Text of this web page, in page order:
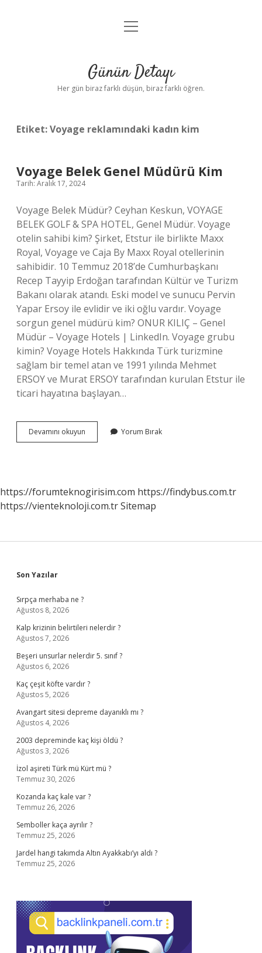
Anasayfa
Yasal Uyarı
menüyü
Günün Detayı
Her gün biraz farklı düşün, biraz farklı öğren.
Etiket:Voyage reklamındaki kadın kim
Voyage Belek Genel Müdürü Kim
Tarih: Aralık 17, 2024
Voyage Belek Müdür? Ceyhan Keskun, VOYAGE
BELEK GOLF & SPA HOTEL, Genel Müdür. Voyage
otelin sahibi kim? Şirket, Etstur ile birlikte Maxx
Royal, Voyage ve Caja By Maxx Royal otellerinin
sahibidir. 10 Temmuz 2018’de Cumhurbaşkanı
Recep Tayyip Erdoğan tarafından Kültür ve Turizm
Bakanı olarak atandı. Eski model ve sunucu Pervin
Yapar Ersoy ile evlidir ve iki oğlu vardır. Voyage
sorgun genel müdürü kim? ONUR KILIÇ – Genel
Müdür – Voyage Hotels | LinkedIn. Voyage grubu
kimin? Voyage Hotels Hakkında Türk turizmine
sağlam bir temel atan ve 1991 yılında Mehmet
ERSOY ve Murat ERSOY tarafından kurulan Etstur ile
ticari hayatına başlayan…
Devamını okuyun
Belek
Yorum Bırak
https://forumteknogirisim.com https://findybus.com.tr
https://vienteknoloji.com.trSitemap
Sidebar
Son Yazılar
Sırpça merhaba ne ?
Ağustos 8, 2026
Kalp krizinin belirtileri nelerdir ?
Ağustos 7, 2026
Beşeri unsurlar nelerdir 5. sınıf ?
Ağustos 6, 2026
Kaç çeşit köfte vardır ?
Ağustos 5, 2026
Avangart sitesi depreme dayanıklı mı ?
Ağustos 4, 2026
2003 depreminde kaç kişi öldü ?
Ağustos 3, 2026
İzol aşireti Türk mü Kürt mü ?
Temmuz 30, 2026
Kozanda kaç kale var ?
Temmuz 26, 2026
Semboller kaça ayrılır ?
Temmuz 25, 2026
Jardel hangi takımda Altın Ayakkabı’yı aldı ?
Temmuz 25, 2026